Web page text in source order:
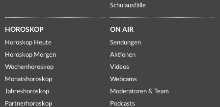
Schulausfälle
HOROSKOP
Horoskop Heute
Horoskop Morgen
Wochenhoroskop
Monatshoroskop
Jahreshoroskop
Partnerhoroskop
ON AIR
Sendungen
Aktionen
Videos
Webcams
Moderatoren & Team
Podcasts